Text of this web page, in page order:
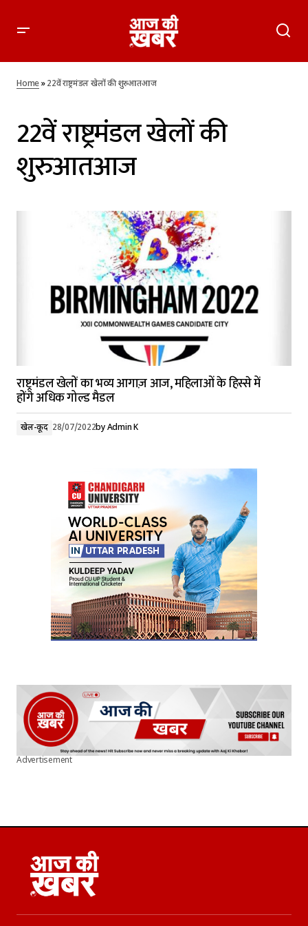
Home»22वें राष्ट्रमंडल खेलों की शुरुआतआज
22वें राष्ट्रमंडल खेलों की
शुरुआतआज
राष्ट्रमंडल खेलों का भव्य आगाज़ आज, महिलाओं के हिस्से में
होंगे अधिक गोल्ड मैडल
खेल-कूद 28/07/2022byAdmin K
Advertisement